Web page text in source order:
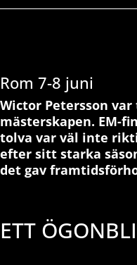
Rom 7-8 juni
Wictor Petersson
mästerskapen. EM-
tolva var väl inte
efter sitt starka
det gav
ETT